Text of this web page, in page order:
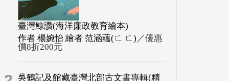
臺灣鯨讚(海洋廉政教育繪本)
作者 楊婉怡 繪者 范涵蘊(ㄈ ㄈ) ／優惠
價8折200元
吳鶴記及館藏臺灣北部古文書專輯(精